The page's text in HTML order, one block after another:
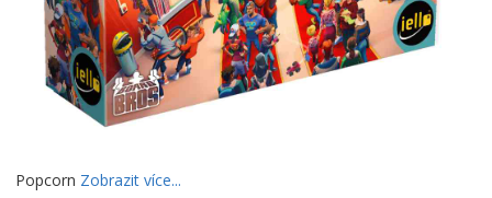
Popcorn Zobrazit více...